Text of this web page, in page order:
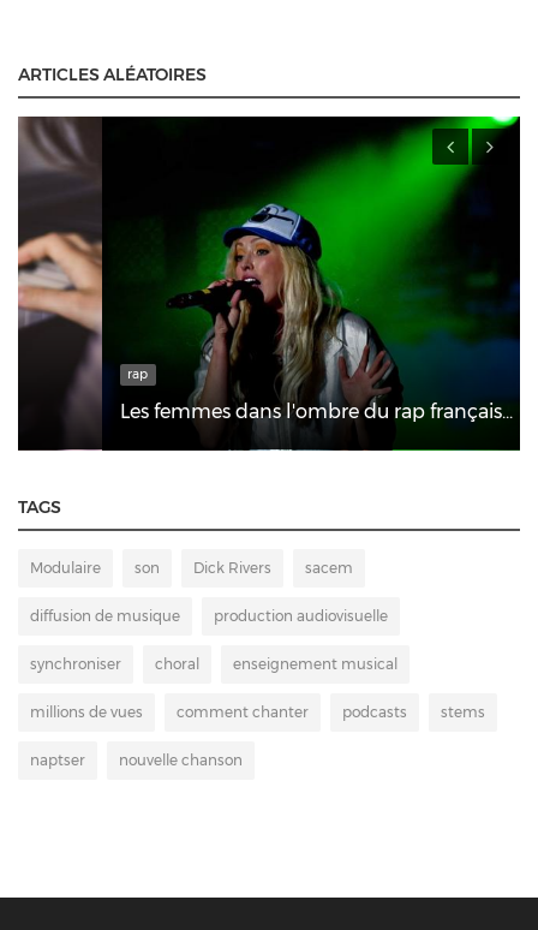
ARTICLES ALÉATOIRES
Les femmes dans l'ombre du rap français...
TAGS
Modulaire son Dick Rivers sacem
diffusion de musique production audiovisuelle
synchroniser choral enseignement musical
millions de vues comment chanter podcasts stems
naptser nouvelle chanson